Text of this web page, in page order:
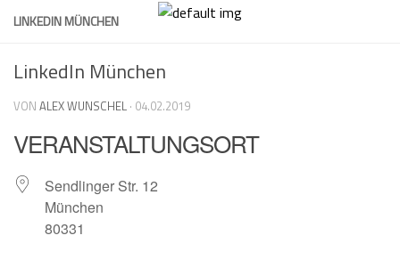
Skip
LINKEDIN MÜNCHEN
LinkedIn München
VON ALEX WUNSCHEL · 04.02.2019
VERANSTALTUNGSORT
Sendlinger Str. 12
München
80331